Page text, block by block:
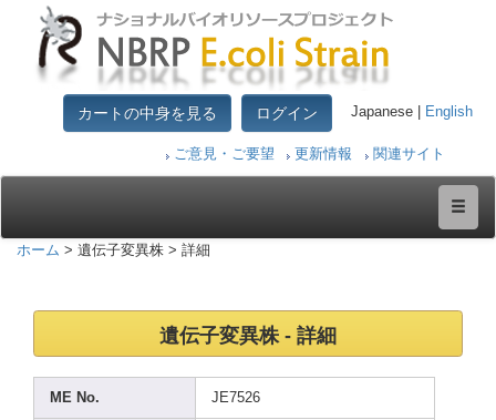
カートの中身を見る ログイン Japanese | English
ご意見・ご要望 更新情報 関連サイト
ホーム > 遺伝子変異株 > 詳細
遺伝子変異株 - 詳細
ME No. JE7526